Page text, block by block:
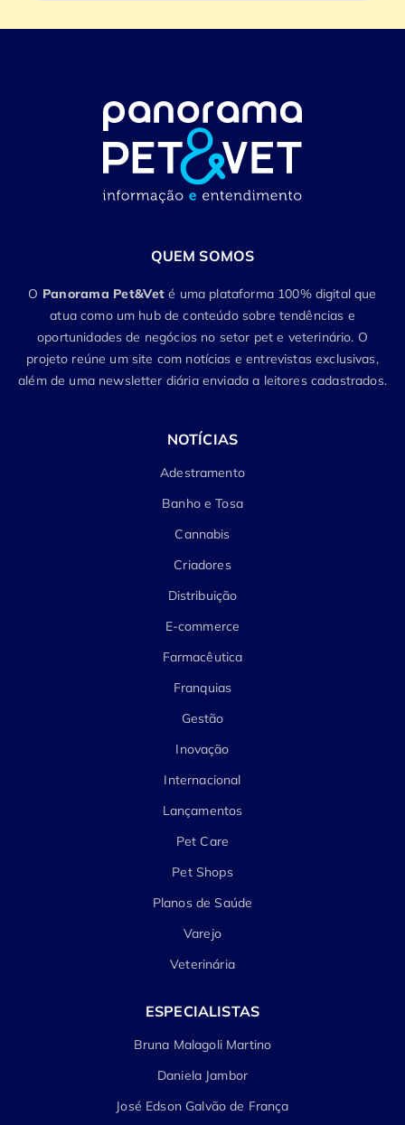
QUEM SOMOS
O Panorama Pet&Vet é uma plataforma 100% digital que
atua como um hub de conteúdo sobre tendências e
oportunidades de negócios no setor pet e veterinário. O
projeto reúne um site com notícias e entrevistas exclusivas,
além de uma newsletter diária enviada a leitores cadastrados.
NOTÍCIAS
Adestramento
Banho e Tosa
Cannabis
Criadores
Distribuição
E-commerce
Farmacêutica
Franquias
Gestão
Inovação
Internacional
Lançamentos
Pet Care
Pet Shops
Planos de Saúde
Varejo
Veterinária
ESPECIALISTAS
Bruna Malagoli Martino
Daniela Jambor
José Edson Galvão de França